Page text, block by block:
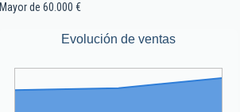
Mayor de 60.000 €
Evolución de ventas